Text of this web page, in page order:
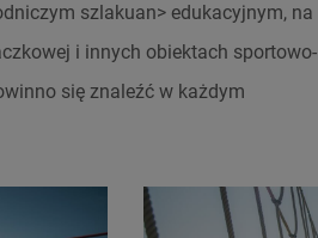
szlakuan> edukacyjnym, na
i innych obiektach sportowo-
się znaleźć w każdym